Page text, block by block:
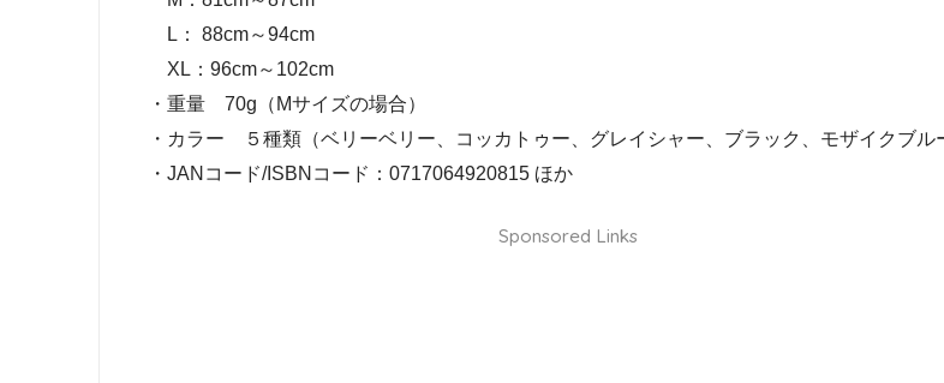
L： 88cm～94cm
XL：96cm～102cm
・重量 70g（Mサイズの場合）
・カラー ５種類（ベリーベリー、コッカトゥー、グレイシャー、ブラック、モザイクブル
・JANコード/ISBNコード：0717064920815 ほか
Sponsored Links